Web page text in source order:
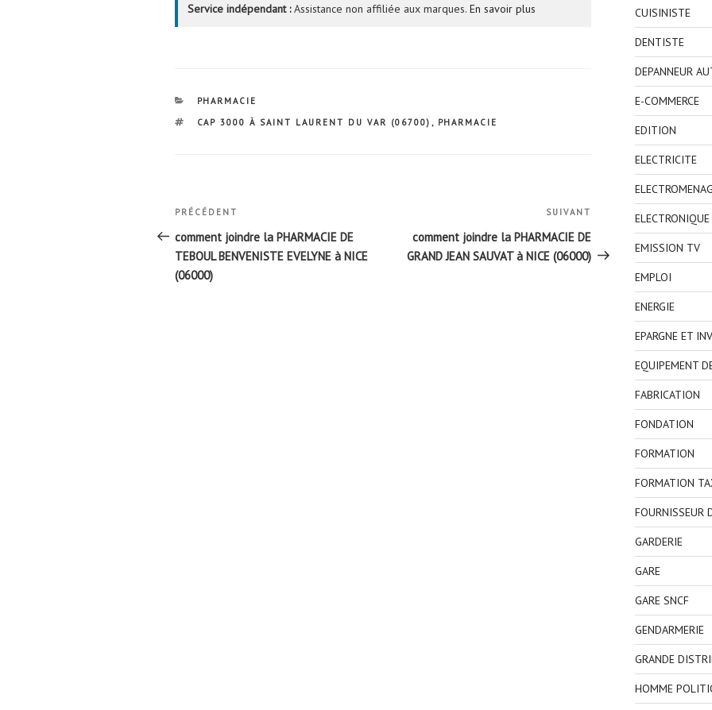
Service indépendant :Assistance non affiliée aux marques. En savoir plus
CATÉGORIES
PHARMACIE
ÉTIQUETTES
CAP 3000 À SAINT LAURENT DU VAR (06700) , PHARMACIE
Navigation
de
l’article
Article
précédent
PRÉCÉDENT
comment joindre la PHARMACIE DE
TEBOUL BENVENISTE EVELYNE à NICE
(06000)
suivant
SUIVANT
comment joindre la PHARMACIE DE
GRAND JEAN SAUVAT à NICE (06000)
CUISINISTE
DENTISTE
DEPANNEUR
E-COMMERCE
EDITION
ELECTRICITE
EMISSION TV
EMPLOI
ENERGIE
EPARGNE ET
EQUIPEMENT
FABRICATION
FONDATION
FORMATION
FORMATION
FOURNISSEUR
GARDERIE
GARE
GARE SNCF
GENDARMERIE
GRANDE
HOMME